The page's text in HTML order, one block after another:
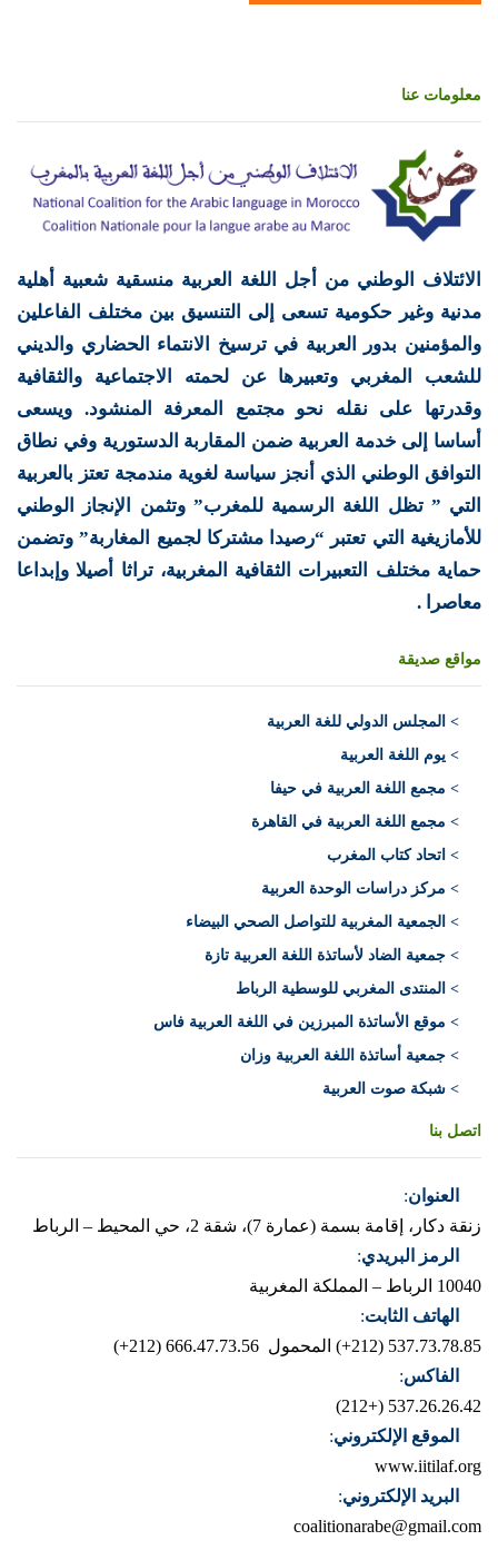
معلومات عنا
الائتلاف الوطني من أجل اللغة العربية منسقية شعبية أهلية
مدنية وغير حكومية تسعى إلى التنسيق بين مختلف الفاعلين
والمؤمنين بدور العربية في ترسيخ الانتماء الحضاري والديني
للشعب المغربي وتعبيرها عن لحمته الاجتماعية والثقافية
وقدرتها على نقله نحو مجتمع المعرفة المنشود. ويسعى
أساسا إلى خدمة العربية ضمن المقاربة الدستورية وفي نطاق
التوافق الوطني الذي أنجز سياسة لغوية مندمجة تعتز بالعربية
التي ” تظل اللغة الرسمية للمغرب” وتثمن الإنجاز الوطني
للأمازيغية التي تعتبر “رصيدا مشتركا لجميع المغاربة” وتضمن
حماية مختلف التعبيرات الثقافية المغربية، تراثا أصيلا وإبداعا
معاصرا .
مواقع صديقة
> المجلس الدولي للغة العربية
> يوم اللغة العربية
> مجمع اللغة العربية في حيفا
> مجمع اللغة العربية في القاهرة
> اتحاد كتاب المغرب
> مركز دراسات الوحدة العربية
> الجمعية المغربية للتواصل الصحي البيضاء
> جمعية الضاد لأساتذة اللغة العربية تازة
> المنتدى المغربي للوسطية الرباط
> موقع الأساتذة المبرزين في اللغة العربية فاس
> جمعية أساتذة اللغة العربية وزان
> شبكة صوت العربية
اتصل بنا
العنوان:
زنقة دكار، إقامة بسمة (عمارة 7)، شقة 2، حي المحيط – الرباط
الرمز البريدي:
10040 الرباط – المملكة المغربية
الهاتف الثابت:
537.73.78.85 (212+)
المحمول 666.47.73.56 (212+)
الفاكس:
537.26.26.42 (+212)
الموقع الإلكتروني:
www.iitilaf.org
البريد الإلكتروني:
coalitionarabe@gmail.com